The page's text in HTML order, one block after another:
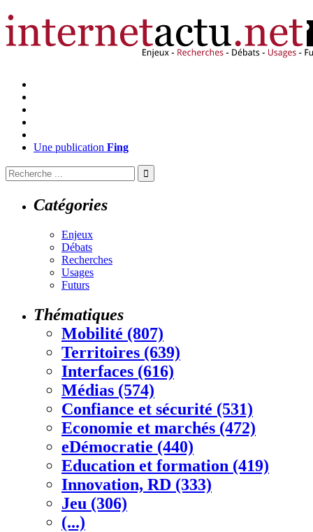
Une publication Fing
Catégories
Enjeux
Débats
Recherches
Usages
Futurs
Thématiques
Mobilité (807)
Territoires (639)
Interfaces (616)
Médias (574)
Confiance et sécurité (531)
Economie et marchés (472)
eDémocratie (440)
Education et formation (419)
Innovation, RD (333)
Jeu (306)
(...)